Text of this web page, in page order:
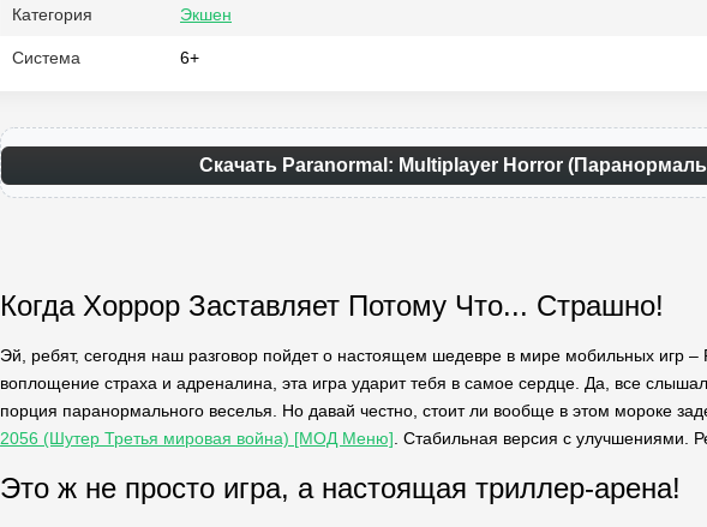
Категория Экшен
Система 6+
Скачать Paranormal: Multiplayer Horror
Когда Хоррор Заставляет Потому Что... Страшно!
Эй, ребят, сегодня наш разговор пойдет о настоящем шедевре в мире мобильных игр
воплощение страха и адреналина, эта игра ударит тебя в самое сердце. Да, все
порция паранормального веселья. Но давай честно, стоит ли вообще в этом мороке
2056 (Шутер Третья мировая война) [МОД Меню] . Стабильная версия с улучшениями.
Это ж не просто игра, а настоящая триллер-арена!